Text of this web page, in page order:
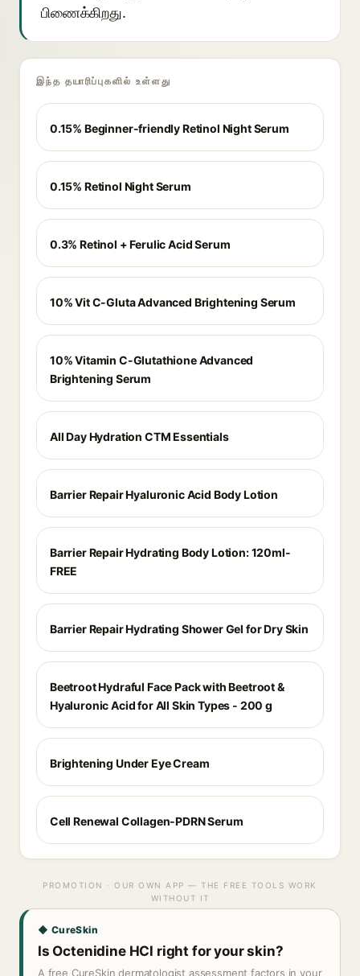
பிணைக்கிறது.
இந்த தயாரிப்புகளில் உள்ளது
0.15% Beginner-friendly Retinol Night Serum
0.15% Retinol Night Serum
0.3% Retinol + Ferulic Acid Serum
10% Vit C-Gluta Advanced Brightening Serum
10% Vitamin C-Glutathione Advanced
Brightening Serum
All Day Hydration CTM Essentials
Barrier Repair Hyaluronic Acid Body Lotion
Barrier Repair Hydrating Body Lotion: 120ml-
FREE
Barrier Repair Hydrating Shower Gel for Dry Skin
Beetroot Hydraful Face Pack with Beetroot &
Hyaluronic Acid for All Skin Types - 200 g
Brightening Under Eye Cream
Cell Renewal Collagen-PDRN Serum
PROMOTION · OUR OWN APP — THE FREE TOOLS WORK
WITHOUT IT
◆ CureSkin
Is Octenidine HCl right for your skin?
A free CureSkin dermatologist assessment factors in your